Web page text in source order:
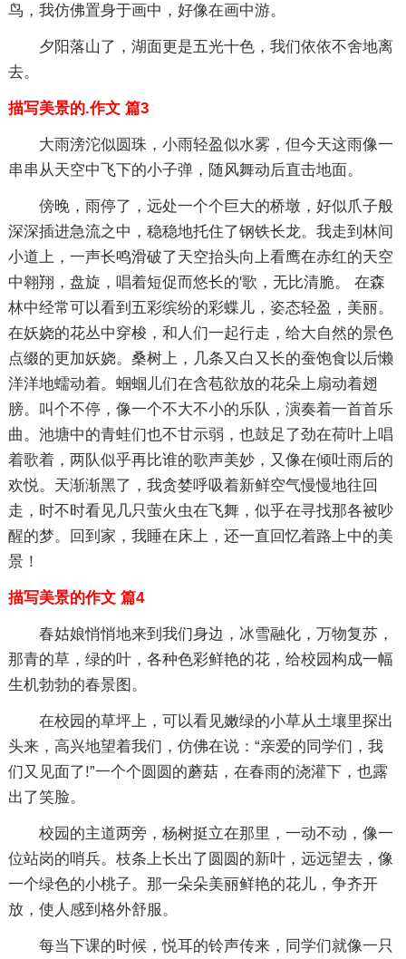
鸟，我仿佛置身于画中，好像在画中游。
夕阳落山了，湖面更是五光十色，我们依依不舍地离
去。
描写美景的.作文 篇3
大雨滂沱似圆珠，小雨轻盈似水雾，但今天这雨像一
串串从天空中飞下的小子弹，随风舞动后直击地面。
傍晚，雨停了，远处一个个巨大的桥墩，好似爪子般
深深插进急流之中，稳稳地托住了钢铁长龙。我走到林间
小道上，一声长鸣滑破了天空抬头向上看鹰在赤红的天空
中翱翔，盘旋，唱着短促而悠长的'歌，无比清脆。 在森
林中经常可以看到五彩缤纷的彩蝶儿，姿态轻盈，美丽。
在妖娆的花丛中穿梭，和人们一起行走，给大自然的景色
点缀的更加妖娆。桑树上，几条又白又长的蚕饱食以后懒
洋洋地蠕动着。蝈蝈儿们在含苞欲放的花朵上扇动着翅
膀。叫个不停，像一个不大不小的乐队，演奏着一首首乐
曲。池塘中的青蛙们也不甘示弱，也鼓足了劲在荷叶上唱
着歌着，两队似乎再比谁的歌声美妙，又像在倾吐雨后的
欢悦。天渐渐黑了，我贪婪呼吸着新鲜空气慢慢地往回
走，时不时看见几只萤火虫在飞舞，似乎在寻找那各被吵
醒的梦。回到家，我睡在床上，还一直回忆着路上中的美
景！
描写美景的作文 篇4
春姑娘悄悄地来到我们身边，冰雪融化，万物复苏，
那青的草，绿的叶，各种色彩鲜艳的花，给校园构成一幅
生机勃勃的春景图。
在校园的草坪上，可以看见嫩绿的小草从土壤里探出
头来，高兴地望着我们，仿佛在说：“亲爱的同学们，我
们又见面了!”一个个圆圆的蘑菇，在春雨的浇灌下，也露
出了笑脸。
校园的主道两旁，杨树挺立在那里，一动不动，像一
位站岗的哨兵。枝条上长出了圆圆的新叶，远远望去，像
一个绿色的小桃子。那一朵朵美丽鲜艳的花儿，争齐开
放，使人感到格外舒服。
每当下课的时候，悦耳的铃声传来，同学们就像一只